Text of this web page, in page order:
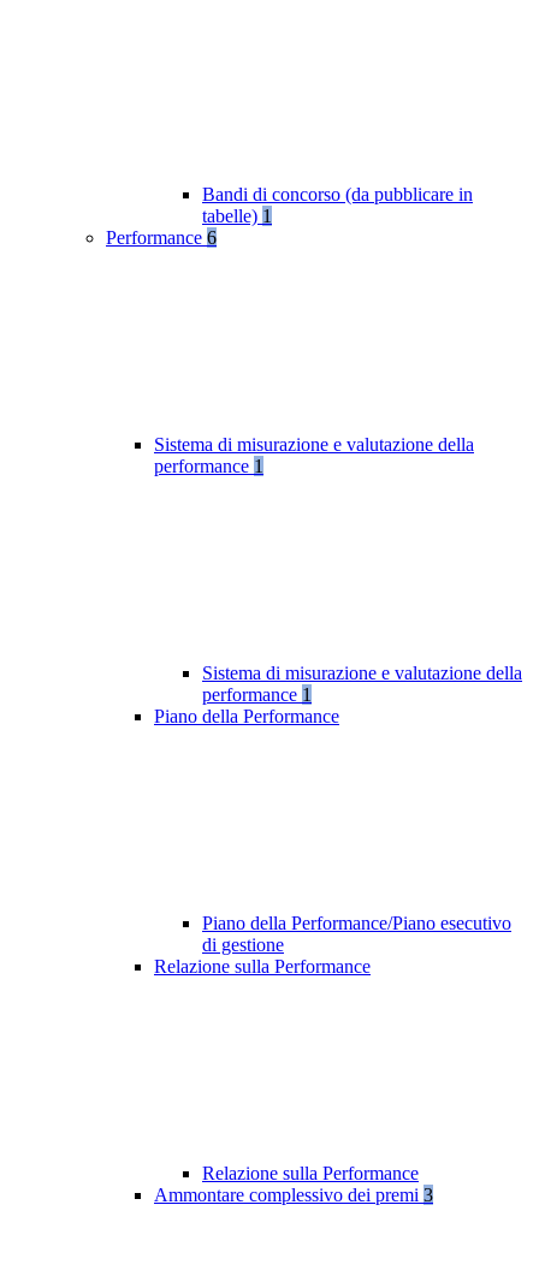
Bandi di concorso (da pubblicare in
tabelle) 1
Performance 6
Sistema di misurazione e valutazione della
performance 1
Sistema di misurazione e valutazione della
performance 1
Piano della Performance
Piano della Performance/Piano esecutivo
di gestione
Relazione sulla Performance
Relazione sulla Performance
Ammontare complessivo dei premi 3